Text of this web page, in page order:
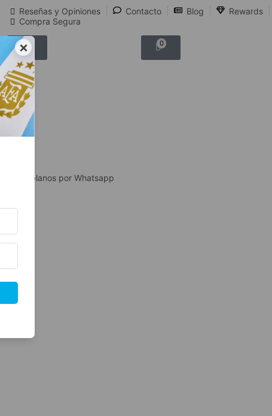
×
Reseñas y Opiniones Contacto Blog
Rewards
Compra Segura
0 0
Hablanos por Whatsapp